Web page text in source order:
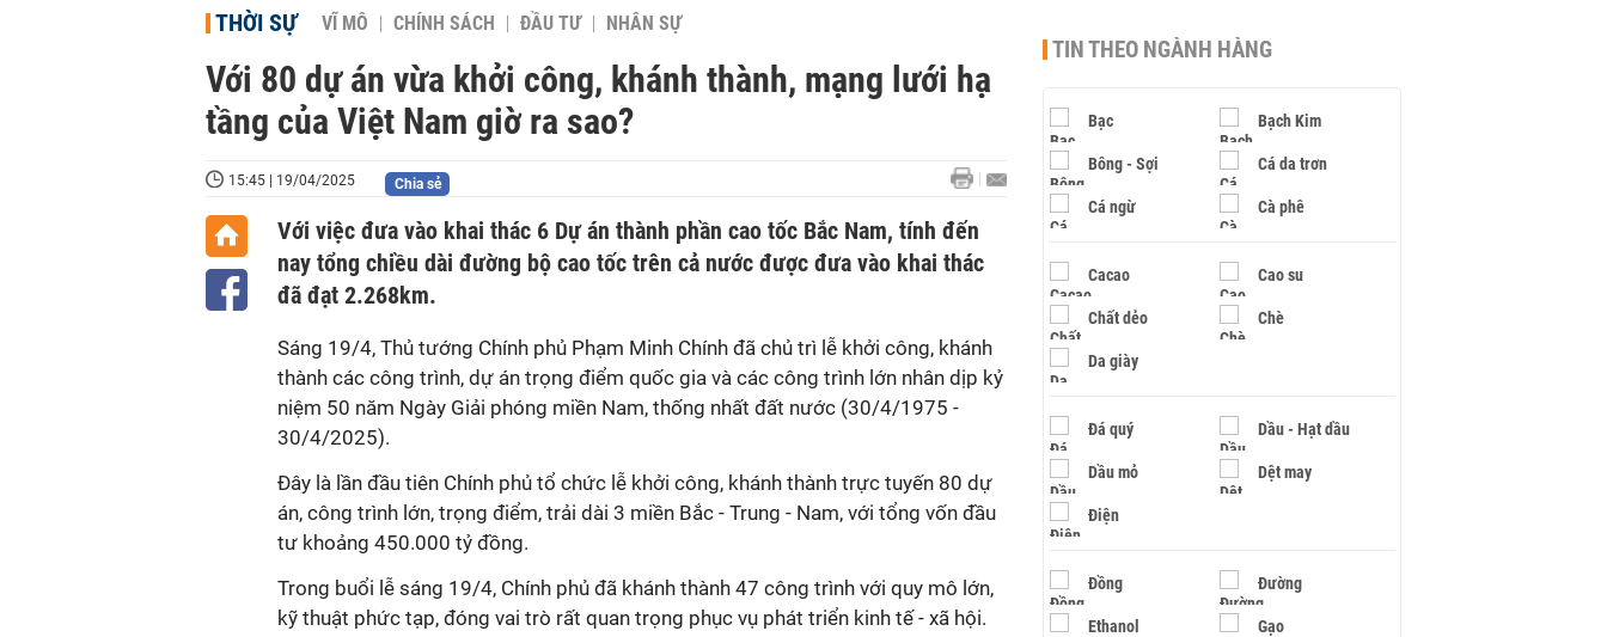
THỜI SỰ VĨ MÔ CHÍNH SÁCH ĐẦU TƯ NHÂN SỰ
Với 80 dự án vừa khởi công, khánh thành, mạng lưới hạ
tầng của Việt Nam giờ ra sao?
15:45 | 19/04/2025 Chia sẻ
Với việc đưa vào khai thác 6 Dự án thành phần cao tốc Bắc Nam, tính đến
nay tổng chiều dài đường bộ cao tốc trên cả nước được đưa vào khai thác
đã đạt 2.268km.
Sáng 19/4, Thủ tướng Chính phủ Phạm Minh Chính đã chủ trì lễ khởi công, khánh
thành các công trình, dự án trọng điểm quốc gia và các công trình lớn nhân dịp kỷ
niệm 50 năm Ngày Giải phóng miền Nam, thống nhất đất nước (30/4/1975 -
30/4/2025).
Đây là lần đầu tiên Chính phủ tổ chức lễ khởi công, khánh thành trực tuyến 80 dự
án, công trình lớn, trọng điểm, trải dài 3 miền Bắc - Trung - Nam, với tổng vốn đầu
tư khoảng 450.000 tỷ đồng.
Trong buổi lễ sáng 19/4, Chính phủ đã khánh thành 47 công trình với quy mô lớn,
kỹ thuật phức tạp, đóng vai trò rất quan trọng phục vụ phát triển kinh tế - xã hội.
TIN THEO NGÀNH HÀNG
Bạc Bạch Kim
Bông - Sợi Cá da trơn
Cá ngừ Cà phê
Cacao Cao su
Chất dẻo Chè
Da giày
Đá quý Dầu - Hạt dầu
Dầu mỏ Dệt may
Điện
Đồng Đường
Ethanol Gạo